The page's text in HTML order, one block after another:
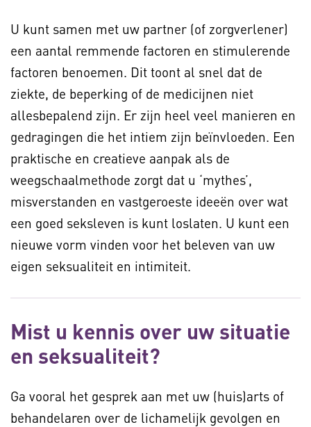
U kunt samen met uw partner (of zorgverlener)
een aantal remmende factoren en stimulerende
factoren benoemen. Dit toont al snel dat de
ziekte, de beperking of de medicijnen niet
allesbepalend zijn. Er zijn heel veel manieren en
gedragingen die het intiem zijn beïnvloeden. Een
praktische en creatieve aanpak als de
weegschaalmethode zorgt dat u ‘mythes’,
misverstanden en vastgeroeste ideeën over wat
een goed seksleven is kunt loslaten. U kunt een
nieuwe vorm vinden voor het beleven van uw
eigen seksualiteit en intimiteit.
Mist u kennis over uw situatie
en seksualiteit?
Ga vooral het gesprek aan met uw (huis)arts of
behandelaren over de lichamelijk gevolgen en